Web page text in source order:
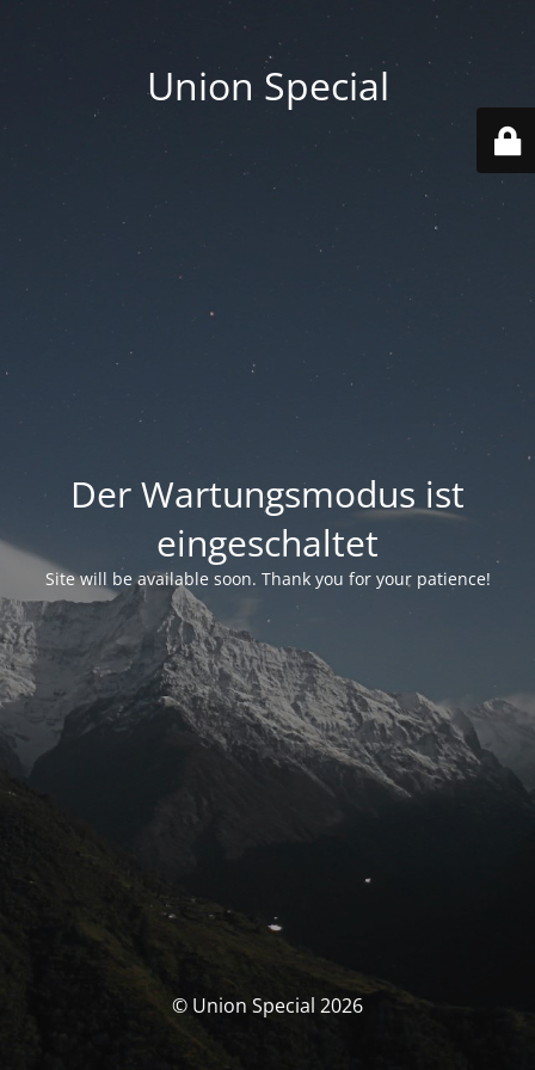
Union Special
Der Wartungsmodus ist
eingeschaltet
Site will be available soon. Thank you for your patience!
© Union Special 2026